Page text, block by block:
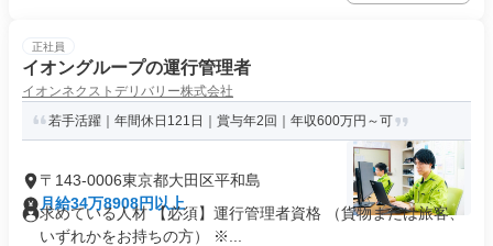
正社員
イオングループの運行管理者
イオンネクストデリバリー株式会社
若手活躍｜年間休日121日｜賞与年2回｜年収600万円～可
〒143-0006東京都大田区平和島
月給34万8908円以上
求めている人材 【必須】運行管理者資格 （貨物または旅客、
いずれかをお持ちの方） ※...